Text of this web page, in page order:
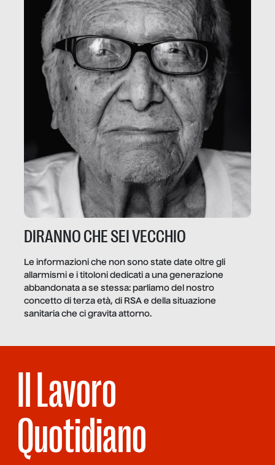
DIRANNO CHE SEI VECCHIO
Le informazioni che non sono state date oltre gli
allarmismi e i titoloni dedicati a una generazione
abbandonata a se stessa: parliamo del nostro
concetto di terza età, di RSA e della situazione
sanitaria che ci gravita attorno.
Il Lavoro
Quotidiano